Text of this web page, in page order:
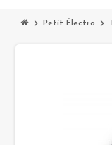
chevron_right Petit Électro chevron_right